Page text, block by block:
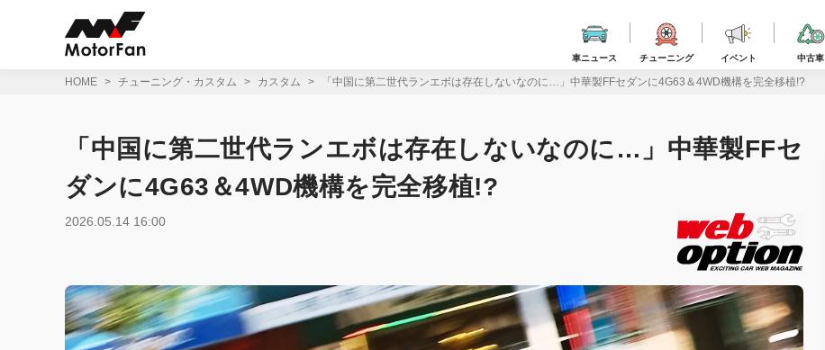
車ニュース チューニング イベント 中古車
HOME チューニング・カスタム カスタム 「中国に第二世代ランエボは存在しないなのに…」中華製FFセダンに4G63＆4WD機構を完全移植!?
「中国に第二世代ランエボは存在しないなのに…」中華製FFセ
ダンに4G63＆4WD機構を完全移植!?
2026.05.14 16:00